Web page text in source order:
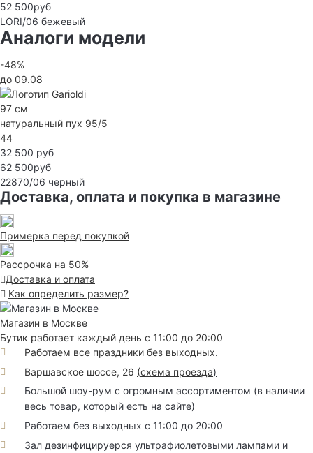
52 500руб
LORI/06 бежевый
Аналоги модели
-48%
до 09.08
97 см
натуральный пух 95/5
44
32 500 руб
62 500руб
22870/06 черный
Доставка, оплата и покупка в магазине
Примерка перед покупкой
Рассрочка на 50%
Доставка и оплата
Как определить размер?
Магазин в Москве
Бутик работает каждый день с 11:00 до 20:00
Работаем все праздники без выходных.
Варшавское шоссе, 26 (схема проезда)
Большой шоу-рум с огромным ассортиментом (в наличии
весь товар, который есть на сайте)
Работаем без выходных с 11:00 до 20:00
Зал дезинфицируерся ультрафиолетовыми лампами и